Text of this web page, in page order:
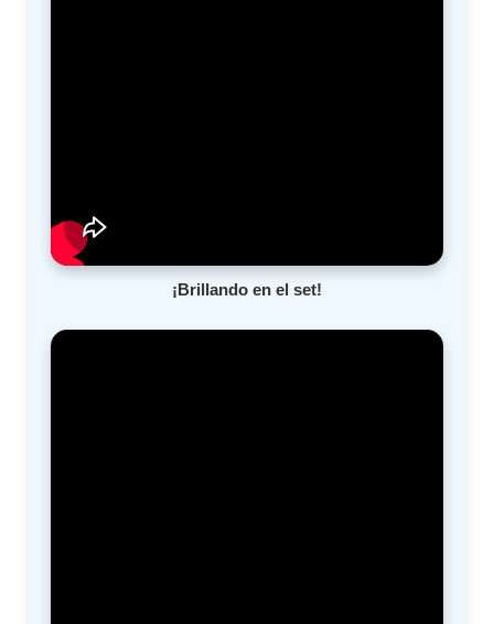
¡Brillando en el set!